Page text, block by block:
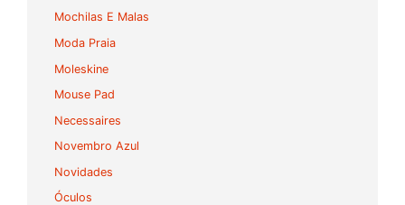
Mochilas E Malas
Moda Praia
Moleskine
Mouse Pad
Necessaires
Novembro Azul
Novidades
Óculos